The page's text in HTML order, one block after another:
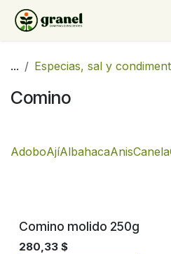
Ir al contenido
... Especias, sal y
Comino
AdoboAjíAlbahacaAnisCanela
Comino molido 250g
280,33 $